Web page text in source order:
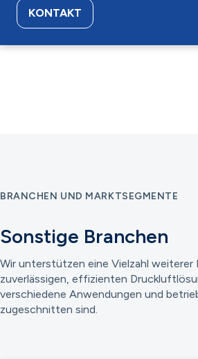
KONTAKT
BRANCHEN UND MARKTSEGMENTE
Sonstige Branchen
Wir unterstützen eine Vielzahl weiterer
zuverlässigen, effizienten
verschiedene Anwendungen und
zugeschnitten sind.